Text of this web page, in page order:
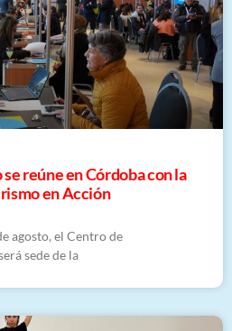
reúne en Córdoba con la
en Acción
agosto, el Centro de
sede de la